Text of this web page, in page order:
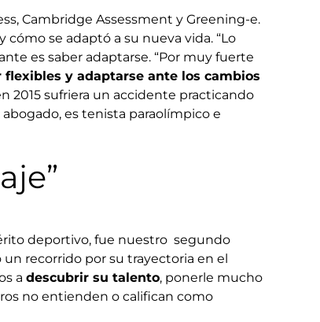
Cambridge Assessment y Greening-e.
se adaptó a su nueva vida. “Lo
es saber adaptarse. “Por muy fuerte
flexibles y adaptarse ante los cambios
2015 sufriera un accidente practicando
es tenista paraolímpico e
deportivo, fue nuestro segundo
recorrido por su trayectoria en el
a descubrir su talento, ponerle mucho
no entienden o califican como